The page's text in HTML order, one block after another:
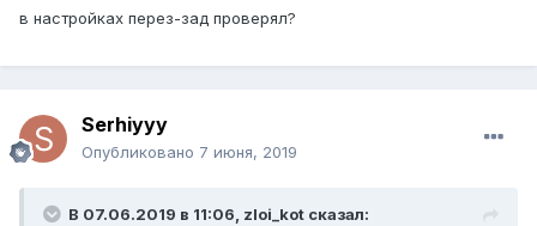
в настройках перез-зад проверял?
Serhiyyy
Опубликовано 7 июня, 2019
В 07.06.2019 в 11:06, zloi_kot сказал: